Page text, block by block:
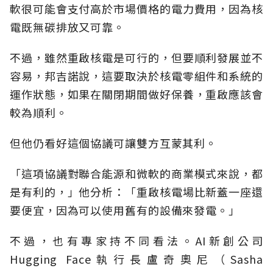
軟很可能會支付高於市場價格的電力費用，因為核
電既無碳排放又可靠。
不過，雖然重啟核電是可行的，但要順利發展並不
容易，邦吉諾說，這要取決於核電零組件和系統的
運作狀態，如果在關閉期間做好保養，重啟應該會
較為順利。
但他仍看好這個協議可讓雙方互蒙其利。
「這項協議對聯合能源和微軟的商業模式來說，都
是有利的，」他分析：「重啟核電場比新蓋一座還
要便宜，因為可以使用舊有的設備來發電。」
不過，也有專家持不同看法。AI新創公司
Hugging Face執行長盧奇奧尼（Sasha